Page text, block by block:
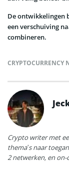
De ontwikkelingen
een verschuiving
combineren.
CRYPTOCURRENCY
Crypto writer met
thema’s naar
2 netwerken, en on-